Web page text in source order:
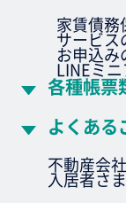
家賃債務
サービス
お申込み
LINEミニ
各種帳票
よくある
不動産会
入居者さ